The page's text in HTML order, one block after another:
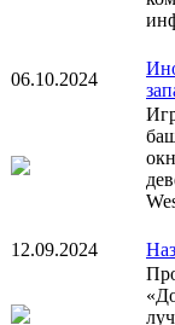
06.10.2024
12.09.2024